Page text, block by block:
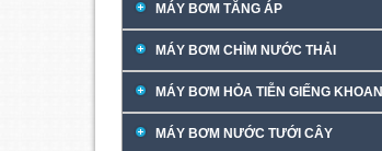
MÁY BƠM TĂNG ÁP
MÁY BƠM CHÌM NƯỚC THẢI
MÁY BƠM HỎA TIỄN GIẾNG KHOAN
MÁY BƠM NƯỚC TƯỚI CÂY